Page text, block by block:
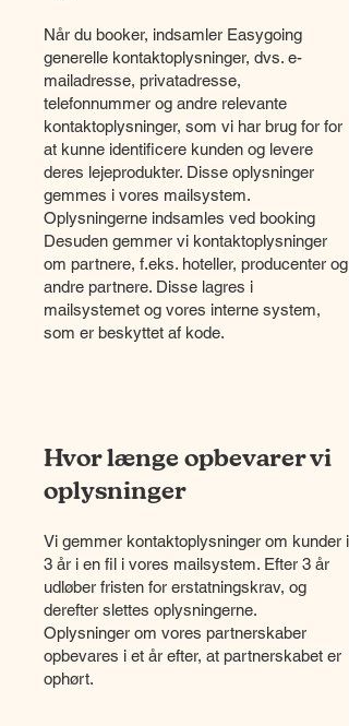
Når du booker, indsamler Easygoing
generelle kontaktoplysninger, dvs. e-
mailadresse, privatadresse,
telefonnummer og andre relevante
kontaktoplysninger, som vi har brug for for
at kunne identificere kunden og levere
deres lejeprodukter. Disse oplysninger
gemmes i vores mailsystem.
Oplysningerne indsamles ved booking
Desuden gemmer vi kontaktoplysninger
om partnere, f.eks. hoteller, producenter og
andre partnere. Disse lagres i
mailsystemet og vores interne system,
som er beskyttet af kode.
Hvor længe opbevarer vi
oplysninger
Vi gemmer kontaktoplysninger om kunder i
3 år i en fil i vores mailsystem. Efter 3 år
udløber fristen for erstatningskrav, og
derefter slettes oplysningerne.
Oplysninger om vores partnerskaber
opbevares i et år efter, at partnerskabet er
ophørt.